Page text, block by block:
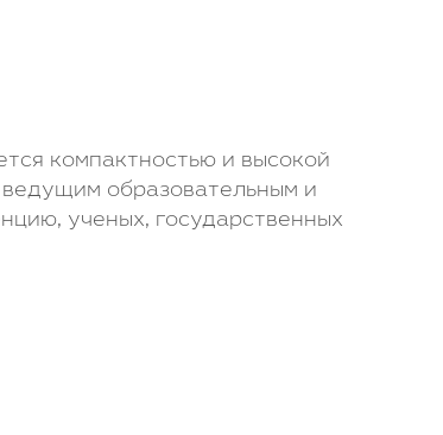
компактностью и высокой
образовательным и
ученых, государственных